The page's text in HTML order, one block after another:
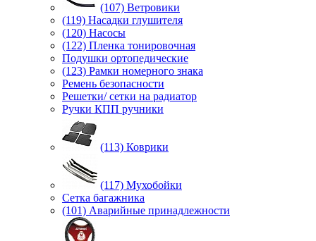
(107) Ветровики
(119) Насадки глушителя
(120) Насосы
(122) Пленка тонировочная
Подушки ортопедические
(123) Рамки номерного знака
Ремень безопасности
Решетки/ сетки на радиатор
Ручки КПП ручники
(113) Коврики
(117) Мухобойки
Сетка багажника
(101) Аварийные принадлежности